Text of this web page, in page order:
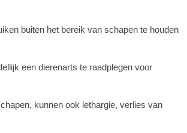
buiten het bereik van schapen te houden
een dierenarts te raadplegen voor
kunnen ook lethargie, verlies van